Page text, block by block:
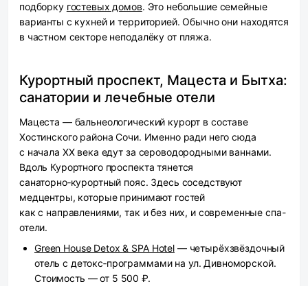
подборку гостевых домов. Это небольшие семейные
варианты с кухней и территорией. Обычно они находятся
в частном секторе неподалёку от пляжа.
Курортный проспект, Мацеста и Бытха:
санатории и лечебные отели
Мацеста — бальнеологический курорт в составе
Хостинского района Сочи. Именно ради него сюда
с начала XX века едут за сероводородными ваннами.
Вдоль Курортного проспекта тянется
санаторно‑курортный пояс. Здесь соседствуют
медцентры, которые принимают гостей
как с направлениями, так и без них, и современные спа-
отели.
Green House Detox & SPA Hotel— четырёхзвёздочный
отель с детокс‑программами на ул. Дивноморской.
Стоимость — от 5 500 ₽.